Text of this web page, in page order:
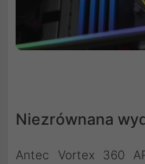
Niezrównana
Antec Vortex 360